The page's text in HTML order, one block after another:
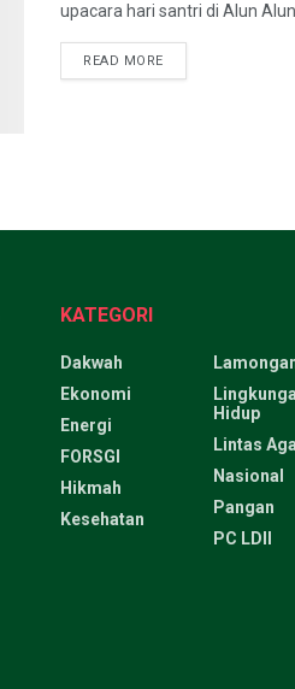
upacara hari santri di Alun Alun
READ MORE
KATEGORI
Dakwah
Ekonomi
Energi
FORSGI
Hikmah
Kesehatan
Hidup
Lintas
Nasional
Pangan
PC LDII